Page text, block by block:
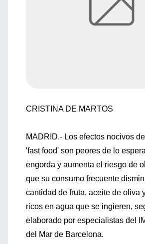
CRISTINA DE MARTOS
MADRID.- Los efectos nocivos
'fast food' son peores de lo
engorda y aumenta el riesgo de
que su consumo frecuente
cantidad de fruta, aceite de oliva
ricos en agua que se ingieren,
elaborado por especialistas del
del Mar de Barcelona.